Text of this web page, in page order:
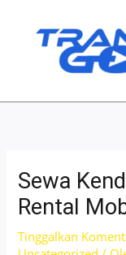
Sewa
Rental
Tinggalkan